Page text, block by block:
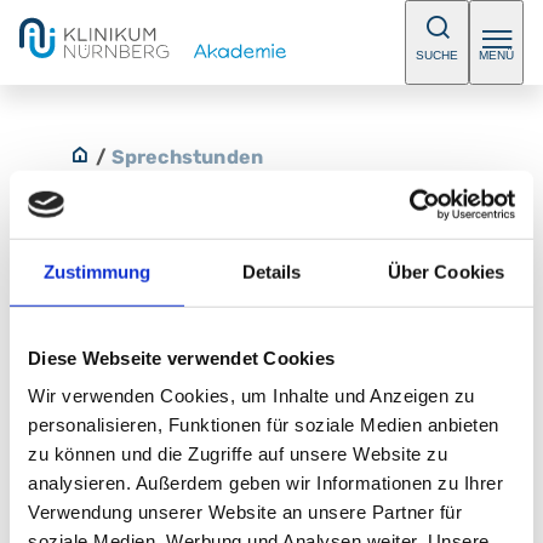
Zustimmung Details Über Cookies
Diese Webseite verwendet Cookies
Wir verwenden Cookies, um Inhalte und Anzeigen zu
personalisieren, Funktionen für soziale Medien anbieten
zu können und die Zugriffe auf unsere Website zu
analysieren. Außerdem geben wir Informationen zu Ihrer
Verwendung unserer Website an unsere Partner für
SUCHE MENÜ
/ Sprechstunden
Psychotherapie am Stadtpark
In unserer psychotherapeutischen Sprechstunde
bieten wir Ihnen tiefenpsychologische und
verhaltenstherapeutische Therapie an. Bitte
vereinbaren Sie einen Termin.
E-Mail: praxis@die-frauenaerzte.de